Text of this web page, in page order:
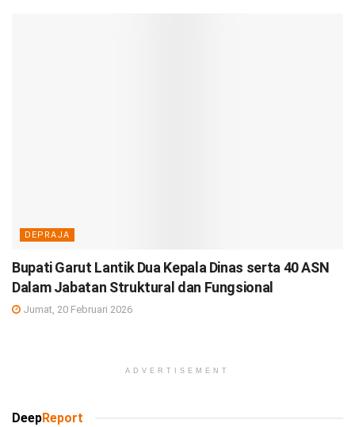
DEPRAJA
Bupati Garut Lantik Dua Kepala Dinas serta 40 ASN
Dalam Jabatan Struktural dan Fungsional
Jumat, 20 Februari 2026
ADVERTISEMENT
DeepReport